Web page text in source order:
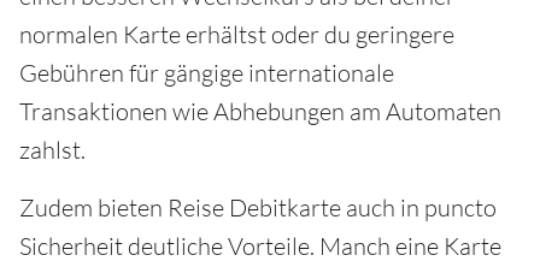
normalen Karte erhältst oder du geringere
Gebühren für gängige internationale
Transaktionen wie Abhebungen am Automaten
zahlst.
Zudem bieten Reise Debitkarte auch in puncto
Sicherheit deutliche Vorteile. Manch eine Karte